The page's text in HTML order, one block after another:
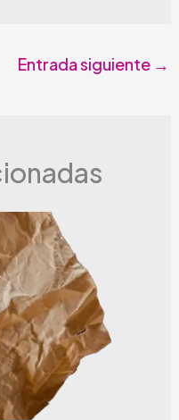
Entrada siguiente →